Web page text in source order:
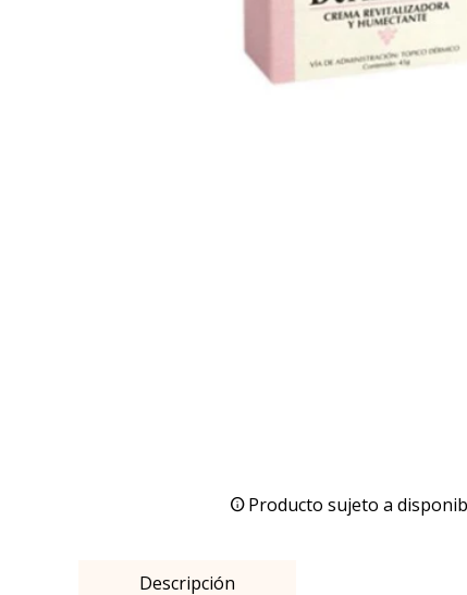
Producto sujeto a
Descripción